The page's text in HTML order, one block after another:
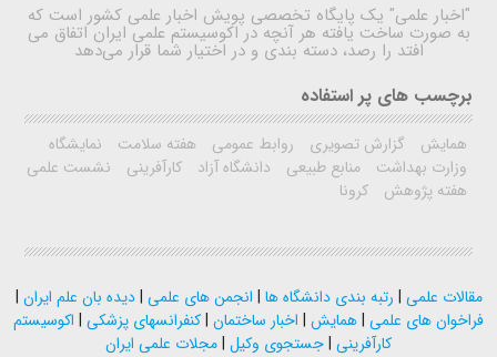
"اخبار علمی" یک پایگاه تخصصی پویش اخبار علمی کشور است که
به صورت ساخت یافته هر آنچه در اکوسیستم علمی ایران اتفاق می
افتد را رصد، دسته بندی و در اختیار شما قرار می‌دهد
برچسب های پر استفاده
همایش گزارش تصویری روابط عمومی هفته سلامت
نمایشگاه
وزارت بهداشت
منابع طبیعی دانشگاه آزاد کارآفرینی
نشست علمی
هفته پژوهش
کرونا
مقالات علمی | رتبه بندی دانشگاه ها | انجمن های علمی |دیده بان علم ایران |
فراخوان های علمی |همایش | اخبار ساختمان |کنفرانسهای پزشکی | اکوسیستم
کارآفرینی |جستجوی وکیل |مجلات علمی ایران